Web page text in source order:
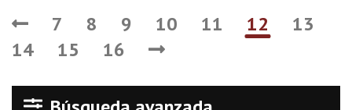
7 8 9 10 11 12
13
14
15 16